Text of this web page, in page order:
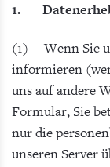
1.
(1) Wenn Sie
informieren
uns auf andere
Formular, Sie
nur die
unseren Server